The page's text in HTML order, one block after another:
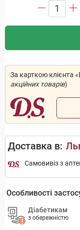
1
За карткою клієнта
акційних товарів)
Доставка в:
Самовивіз з
Особливості
Діабетикам
з обережністю